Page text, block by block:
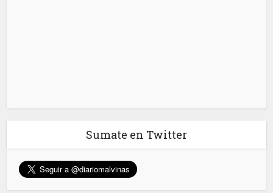
Sumate en Twitter